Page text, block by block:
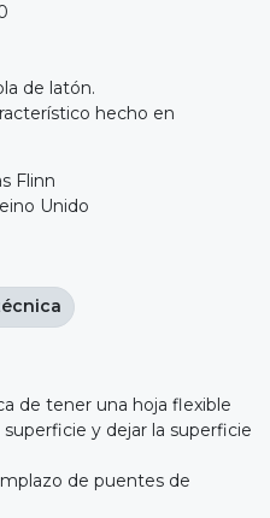
de latón.
hecho en
Flinn
Unido
de tener una hoja flexible
superficie y dejar la superficie
de puentes de